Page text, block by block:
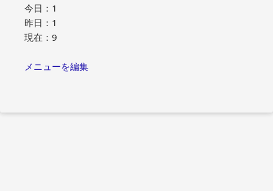
今日：1
昨日：1
現在：9
メニューを編集